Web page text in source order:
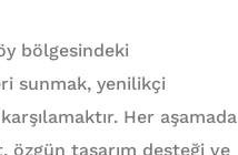
bölgesindeki
sunmak, yenilikçi
Her aşamada
tasarım desteği ve